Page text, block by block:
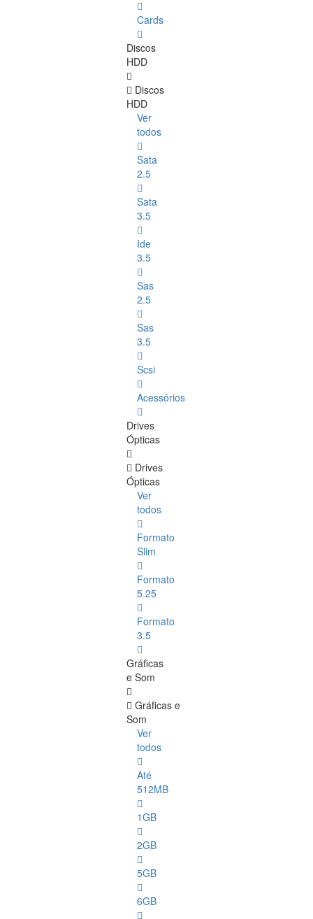
Cards
Discos
HDD
Discos
HDD
Ver
todos
Sata
2.5
Sata
3.5
Ide
3.5
Sas
2.5
Sas
3.5
Scsi
Acessórios
Drives
Ópticas
Drives
Ópticas
Ver
todos
Formato
Slim
Formato
5.25
Formato
3.5
Gráficas
e Som
Gráficas e
Som
Ver
todos
Até
512MB
1GB
2GB
5GB
6GB